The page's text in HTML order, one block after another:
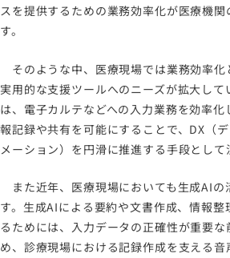
スを提供するための業務効率化が医療機関
す。
そのような中、医療現場では業務効率化
実用的な支援ツールへのニーズが拡大して
は、電子カルテなどへの入力業務を効率
報記録や共有を可能にすることで、DX（
メーション）を円滑に推進する手段として
また近年、医療現場においても生成AIの
す。生成AIによる要約や文書作成、情報
るためには、入力データの正確性が重要
め、診療現場における記録作成を支える